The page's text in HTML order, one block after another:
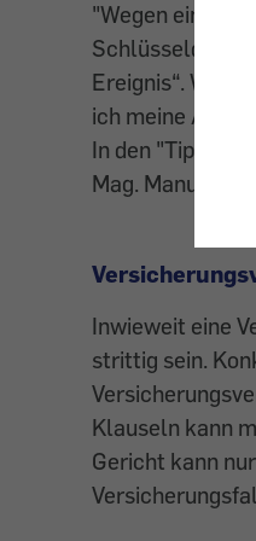
"Wegen eines
Ereignis“.
ich meine
In den "Tipps
Mag. Manuela
Inwieweit eine
strittig sein.
Klauseln kann
Gericht kann